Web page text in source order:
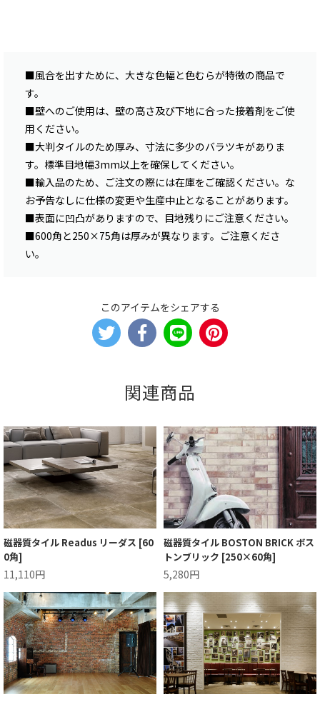
■風合を出すために、大きな色幅と色むらが特徴の商品で
す。
■壁へのご使用は、壁の高さ及び下地に合った接着剤をご使
用ください。
■大判タイルのため厚み、寸法に多少のバラツキがありま
す。標準目地幅3mm以上を確保してください。
■輸入品のため、ご注文の際には在庫をご確認ください。な
お予告なしに仕様の変更や生産中止となることがあります。
■表面に凹凸がありますので、目地残りにご注意ください。
■600角と250×75角は厚みが異なります。ご注意くださ
い。
このアイテムをシェアする
関連商品
磁器質タイル Readus リーダス [60
0角]
11,110円
磁器質タイル BOSTON BRICK ボス
トンブリック [250×60角]
5,280円